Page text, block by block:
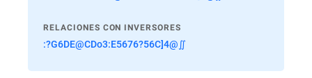
RELACIONES CON INVERSORES
:?G6DE@CDo3:E5676?56C]4@∬